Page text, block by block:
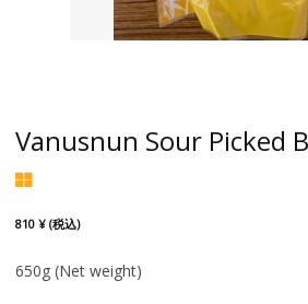
Vanusnun Sour Picked
810 ¥ (税込)
650g (Net weight)